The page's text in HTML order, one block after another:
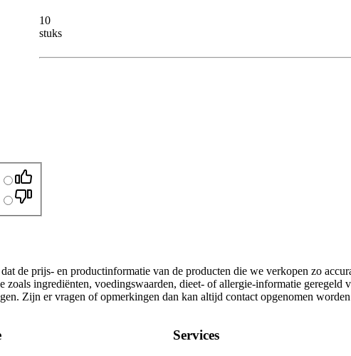
10
stuks
de prijs- en productinformatie van de producten die we verkopen zo
ingrediënten, voedingswaarden, dieet- of allergie-informatie geregeld
Zijn er vragen of opmerkingen dan kan altijd contact opgenomen
Services